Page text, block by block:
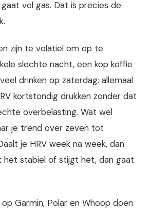
vol gas. Dat is precies de
zijn te volatiel om op te
slechte nacht, een kop koffie
drinken op zaterdag: allemaal
kortstondig drukken zonder dat
overbelasting. Wat wel
je trend over zeven tot
je HRV week na week, dan
het stabiel of stijgt het, dan gaat
Garmin, Polar en Whoop doen